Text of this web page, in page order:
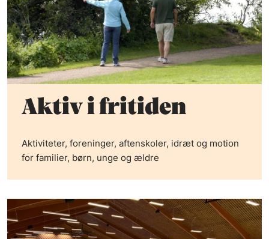
Aktiv i fritiden
Aktiviteter, foreninger, aftenskoler, idræt og motion
for familier, børn, unge og ældre